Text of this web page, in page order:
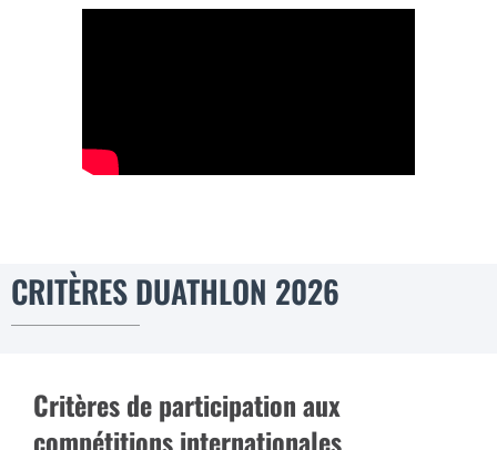
CRITÈRES DUATHLON 2026
Critères de participation aux
compétitions internationales